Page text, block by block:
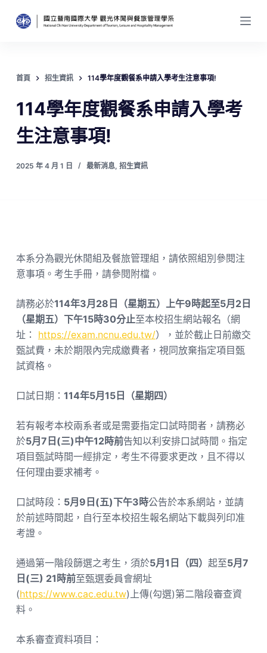
跳
至
內
首頁 招生資訊 114學年度觀餐系申請入學考生注意事項!
114學年度觀餐系申請入學考
生注意事項!
2025 年 4 月 1 日 最新消息, 招生資訊
本系分為觀光休閒組及餐旅管理組，請依照組別參閱注
意事項。考生手冊，請參閱附檔。
請務必於114年3月28日（星期五）上午9時起至5月2日
（星期五）下午15時30分止至本校招生網站報名（網
址： https://exam.ncnu.edu.tw/），並於截止日前繳交
甄試費，未於期限內完成繳費者，視同放棄指定項目甄
試資格。
口試日期： 114年5月15日（星期四）
若有報考本校兩系者或是需要指定口試時間者，請務必
於5月7日(三)中午12時前告知以利安排口試時間。指定
項目甄試時間一經排定，考生不得要求更改，且不得以
任何理由要求補考。
口試時段： 5月9日(五)下午3時公告於本系網站，並請
於前述時間起，自行至本校招生報名網站下載與列印准
考證。
通過第一階段篩選之考生，須於5月1日（四） 起至5月7
日(三) 21時前至甄選委員會網址
(https://www.cac.edu.tw)上傳(勾選)第二階段審查資
料。
本系審查資料項目：